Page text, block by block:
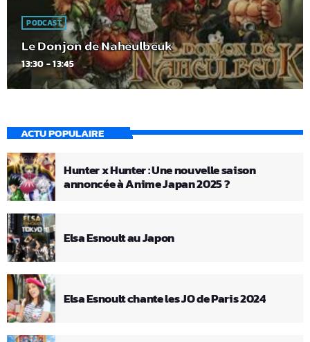
PODCAST
Le Donjon de Naheulbeuk
13:30 - 13:45
ACTU POPULAIRE
Hunter x Hunter : Une nouvelle saison
annoncée à Anime Japan 2025 ?
Elsa Esnoult au Japon
Elsa Esnoult chante les JO de Paris 2024